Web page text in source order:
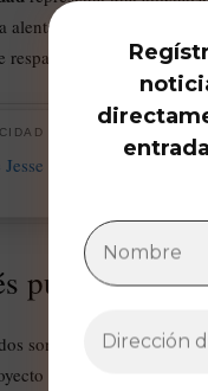
el nacimiento
respalden su causa
público
son manejados por un
poblacional cobra